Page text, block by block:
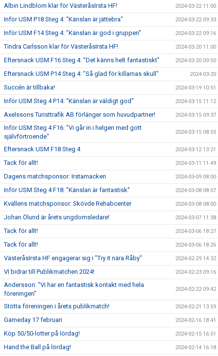
Albin Lindblom klar för VästeråsIrsta HF! 2024-03-22 11:00
Inför USM P18 Steg 4: "Känslan är jättebra" 2024-03-22 09:33
Inför USM F14 Steg 4: "Känslan är god i gruppen" 2024-03-22 09:16
Tindra Carlsson klar för VästeråsIrsta HF! 2024-03-20 11:00
Eftersnack USM F16 Steg 4: "Det känns helt fantastiskt" 2024-03-20 09:50
Eftersnack USM P14 Steg 4: "Så glad för killarnas skull" 2024-03-20
Succén är tillbaka! 2024-03-19 10:51
Inför USM Steg 4 P14: "Känslan är väldigt god" 2024-03-15 11:12
Axelssons Turisttrafik AB förlänger som huvudpartner! 2024-03-15 09:37
Inför USM Steg 4 F16: "Vi går in i helgen med gott
självförtroende"
2024-03-15 08:55
Eftersnack USM F18 Steg 4 2024-03-12 13:21
Tack för allt! 2024-03-11 11:49
Dagens matchsponsor: Irstamacken 2024-03-09 08:00
Inför USM Steg 4 F18: "Känslan är fantastisk" 2024-03-08 08:07
Kvällens matchsponsor: Skövde Rehabcenter 2024-03-08 08:00
Johan Ölund är årets ungdomsledare! 2024-03-07 11:38
Tack för allt! 2024-03-06 18:27
Tack för allt! 2024-03-06 18:26
VästeråsIrsta HF engagerar sig i "Try it nära Råby" 2024-02-29 14:32
VI bidrar till Publikmatchen 2024! 2024-02-23 09:16
Andersson: "Vi har en fantastisk kontakt med hela
föreningen"
2024-02-22 09:42
Stötta föreningen i årets publikmatch! 2024-02-21 13:59
Gameday 17 februari 2024-02-16 18:41
Köp 50/50-lotter på lördag! 2024-02-15 16:51
Hand the Ball på lördag! 2024-02-14 16:18